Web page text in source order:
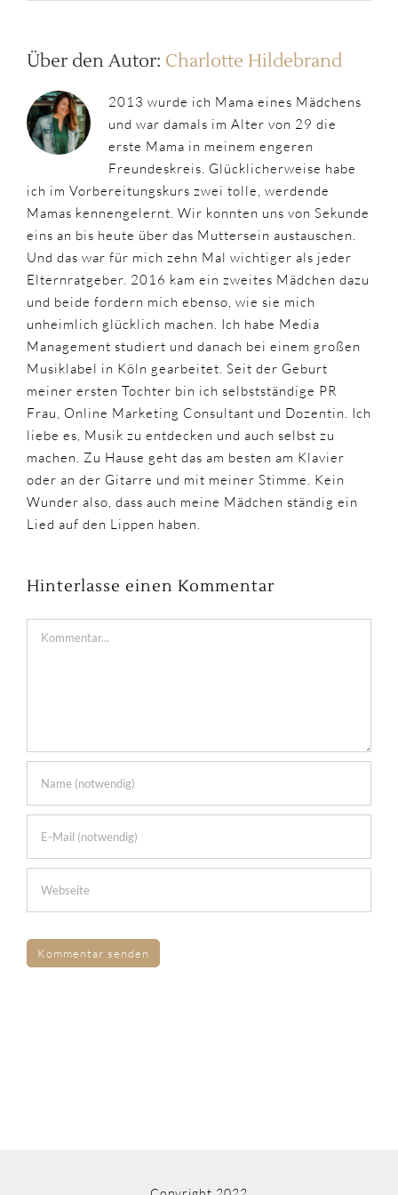
Über den Autor: Charlotte Hildebrand
2013 wurde ich Mama eines Mädchens
und war damals im Alter von 29 die
erste Mama in meinem engeren
Freundeskreis. Glücklicherweise habe
ich im Vorbereitungskurs zwei tolle, werdende
Mamas kennengelernt. Wir konnten uns von Sekunde
eins an bis heute über das Muttersein austauschen.
Und das war für mich zehn Mal wichtiger als jeder
Elternratgeber. 2016 kam ein zweites Mädchen dazu
und beide fordern mich ebenso, wie sie mich
unheimlich glücklich machen. Ich habe Media
Management studiert und danach bei einem großen
Musiklabel in Köln gearbeitet. Seit der Geburt
meiner ersten Tochter bin ich selbstständige PR
Frau, Online Marketing Consultant und Dozentin. Ich
liebe es, Musik zu entdecken und auch selbst zu
machen. Zu Hause geht das am besten am Klavier
oder an der Gitarre und mit meiner Stimme. Kein
Wunder also, dass auch meine Mädchen ständig ein
Lied auf den Lippen haben.
Hinterlasse einen Kommentar
Kommentar